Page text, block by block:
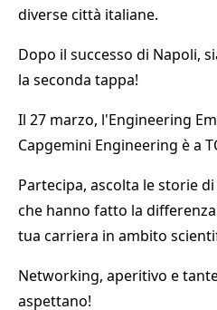
diverse città italiane.
Dopo il successo di Napoli,
la seconda tappa!
Il 27 marzo, l'Engineering
Capgemini Engineering è a
Partecipa, ascolta le storie
che hanno fatto la
tua carriera in ambito
Networking, aperitivo e
aspettano!